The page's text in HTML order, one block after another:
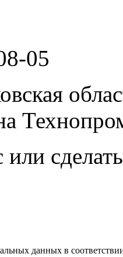
05
данных в